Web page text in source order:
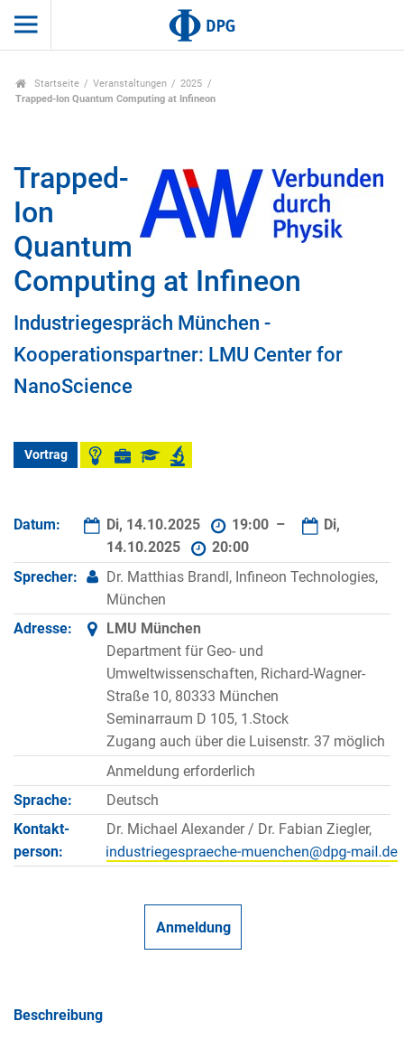
Startseite Veranstaltungen
2025
Trapped-Ion Quantum Computing at Infineon
Trapped-
Ion
Quantum
Computing at Infineon
Industriegespräch München -
Kooperationspartner: LMU Center for
NanoScience
Vortrag
Datum: Di, 14.10.2025 19:00 –
Di,
14.10.2025
20:00
Sprecher:
Dr. Matthias Brandl, Infineon Technologies,
München
Adresse:
LMU München
Department für Geo- und
Umweltwissenschaften, Richard-Wagner-
Straße 10, 80333 München
Seminarraum D 105, 1.Stock
Zugang auch über die Luisenstr. 37 möglich
Anmeldung erforderlich
Sprache:
Deutsch
Kontakt­
person:
Dr. Michael Alexander / Dr. Fabian Ziegler,
Anmeldung
Beschreibung